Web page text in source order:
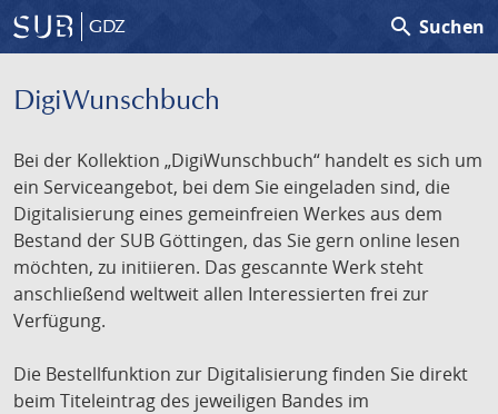
GDZ search Suchen
DigiWunschbuch
Bei der Kollektion „DigiWunschbuch“ handelt es sich um
ein Serviceangebot, bei dem Sie eingeladen sind, die
Digitalisierung eines gemeinfreien Werkes aus dem
Bestand der SUB Göttingen, das Sie gern online lesen
möchten, zu initiieren. Das gescannte Werk steht
anschließend weltweit allen Interessierten frei zur
Verfügung.
Die Bestellfunktion zur Digitalisierung finden Sie direkt
beim Titeleintrag des jeweiligen Bandes im